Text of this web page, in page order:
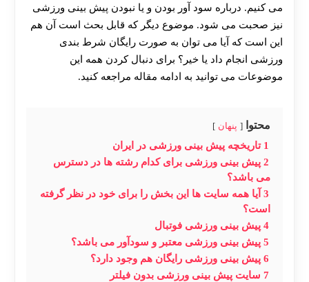
می کنیم. درباره سود آور بودن و یا نبودن پیش بینی ورزشی
نیز صحبت می شود. موضوع دیگر که قابل بحث است آن هم
این است که آیا می توان به صورت رایگان شرط بندی
ورزشی انجام داد یا خیر؟ برای دنبال کردن همه این
موضوعات می توانید به ادامه مقاله مراجعه کنید.
محتوا پنهان
1 تاریخچه پیش بینی ورزشی در ایران
2 پیش بینی ورزشی برای کدام رشته ها در دسترس
می باشد؟
3 آیا همه سایت ها این بخش را برای خود در نظر گرفته
است؟
4 پیش بینی ورزشی فوتبال
5 پیش بینی ورزشی معتبر و سودآور می باشد؟
6 پیش بینی ورزشی رایگان هم وجود دارد؟
7 سایت پیش بینی ورزشی بدون فیلتر